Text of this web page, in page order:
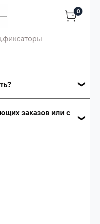
0
вашего
заказов или с